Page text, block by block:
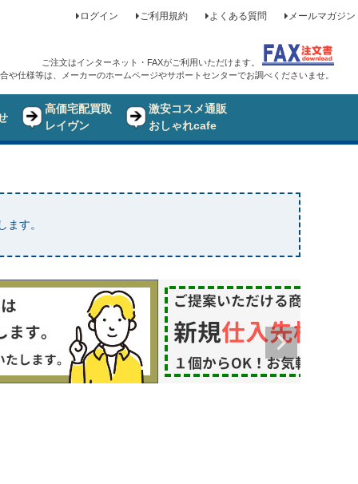
ログイン ご利用規約 よくある質問 メールマガジン
ご注文はインターネット・FAXがご利用いただけます。
や仕様等は、メーカーのホームページやサポートセンターでお調べくださいませ。
高価宅配買取
レイヴン
激安コスメ通販
おしゃれcafe
す。
商品を表示しない